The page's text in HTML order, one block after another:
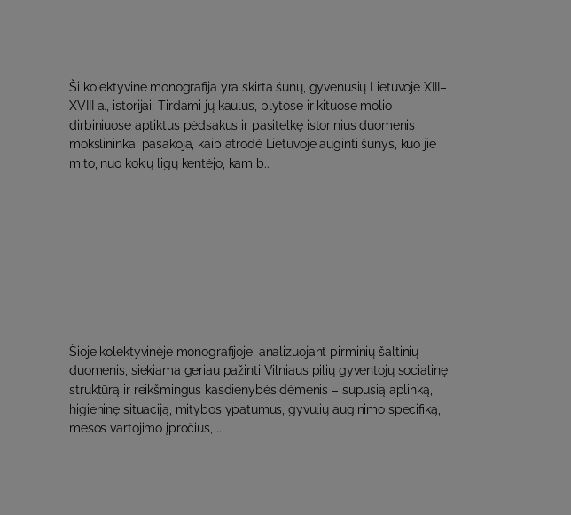
Ši kolektyvinė monografija yra skirta šunų, gyvenusių Lietuvoje XIII–
XVIII a., istorijai. Tirdami jų kaulus, plytose ir kituose molio
dirbiniuose aptiktus pėdsakus ir pasitelkę istorinius duomenis
mokslininkai pasakoja, kaip atrodė Lietuvoje auginti šunys, kuo jie
mito, nuo kokių ligų kentėjo, kam b..
Šioje kolektyvinėje monografijoje, analizuojant pirminių šaltinių
duomenis, siekiama geriau pažinti Vilniaus pilių gyventojų socialinę
struktūrą ir reikšmingus kasdienybės dėmenis – supusią aplinką,
higieninę situaciją, mitybos ypatumus, gyvulių auginimo specifiką,
mėsos vartojimo įpročius, ..